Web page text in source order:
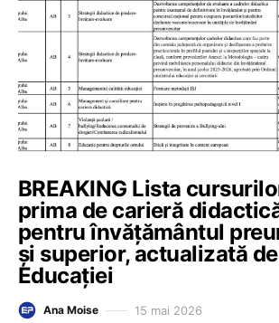
BREAKING Lista
prima de carieră
pentru învățământul
și superior, actualizată
Educației
Ana Moise 15 mai 2026